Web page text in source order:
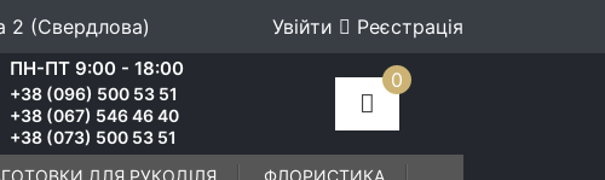
2 (Свердлова) Увійти Реєстрація
ПН-ПТ 9:00 - 18:00
+38 (096) 500 53 51
+38 (067) 546 46 40
+38 (073) 500 53 51
0
ДЛЯ РУКОДІЛЯ ФЛОРИСТИКА